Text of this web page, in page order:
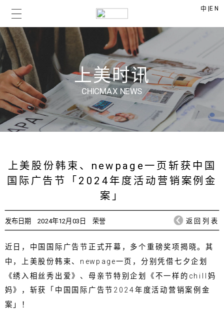
中 |EN
上美时讯
CHICMAX NEWS
上美股份韩束、newpage一页斩获中国
国际广告节「2024年度活动营销案例金
案」
发布日期 2024年12月03日 荣誉 返回列表
近日，中国国际广告节正式开幕，多个重磅奖项揭晓。其
中，上美股份韩束、newpage一页，分别凭借七夕企划
《绣入相丝秀出爱》、母亲节特别企划《不一样的chill妈
妈》，斩获「中国国际广告节2024年度活动营销案例金
案」！